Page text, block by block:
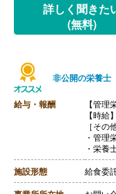
詳しく聞きた
(無料)
非公開の栄養士
給与・報酬
【管理
【時給
［その
・管
・栄
・調理
・衛生
・リー
施設形態 給食委